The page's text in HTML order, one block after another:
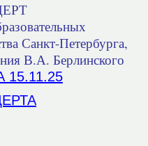
Санкт-Петербурга,
В.А. Берлинского